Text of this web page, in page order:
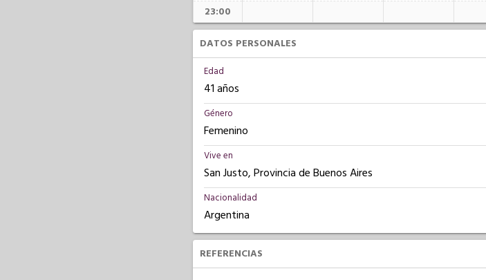
23:00
DATOS PERSONALES
Edad
41 años
Género
Femenino
Vive en
San Justo, Provincia de Buenos Aires
Nacionalidad
Argentina
REFERENCIAS